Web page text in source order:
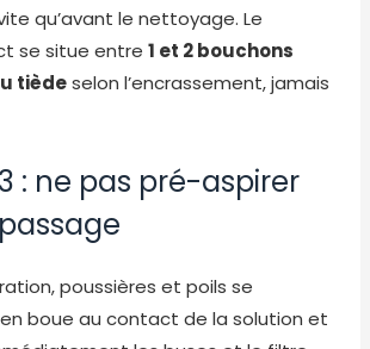
qu’avant le nettoyage. Le
se situe entre1 et 2 bouchons
tièdeselon l’encrassement, jamais
: ne pas pré-aspirer
poussières et poils se
boue au contact de la solution et